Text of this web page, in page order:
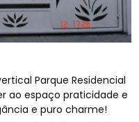
Parque Residencial
ao espaço praticidade e
e puro charme!